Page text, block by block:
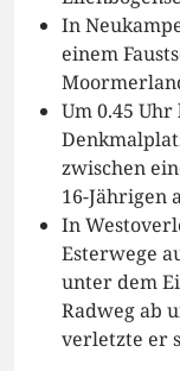
In
einem
Um 0.45
zwischen
16-Jährigen
In
Esterwege
unter dem
Radweg ab
verletzte er